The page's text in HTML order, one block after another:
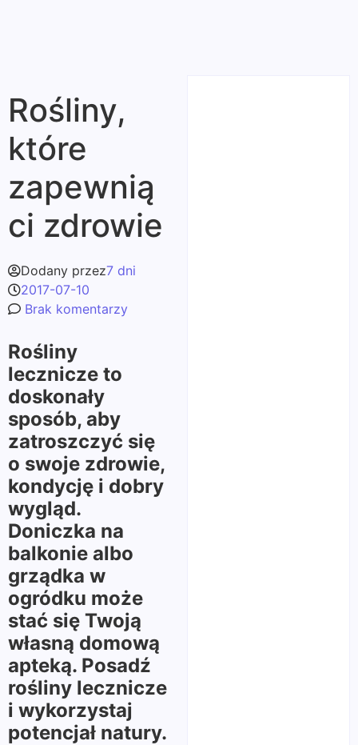
Rośliny,
które
zapewnią
ci zdrowie
Dodany przez7 dni
2017-07-10
Brak komentarzy
Rośliny
lecznicze to
doskonały
sposób, aby
zatroszczyć się
o swoje zdrowie,
kondycję i dobry
wygląd.
Doniczka na
balkonie albo
grządka w
ogródku może
stać się Twoją
własną domową
apteką. Posadź
rośliny lecznicze
i wykorzystaj
potencjał natury.